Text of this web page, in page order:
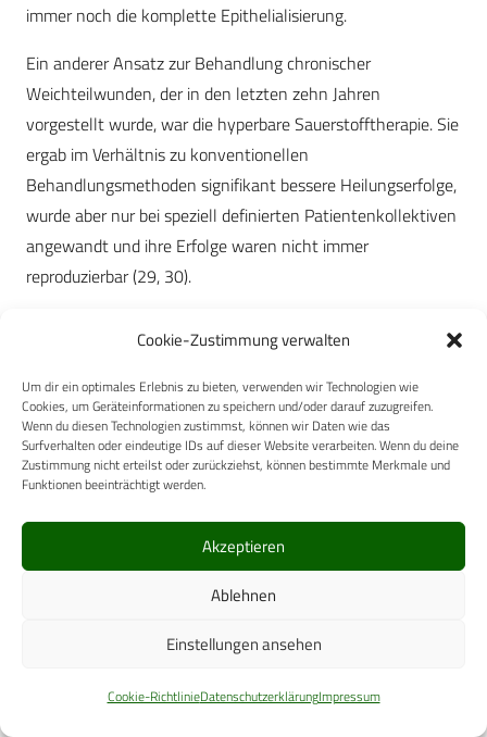
Cookie-Zustimmung verwalten
Um dir ein optimales Erlebnis zu bieten, verwenden wir Technologien wie
Cookies, um Geräteinformationen zu speichern und/oder darauf zuzugreifen.
Wenn du diesen Technologien zustimmst, können wir Daten wie das
Surfverhalten oder eindeutige IDs auf dieser Website verarbeiten. Wenn du deine
Zustimmung nicht erteilst oder zurückziehst, können bestimmte Merkmale und
Funktionen beeinträchtigt werden.
Akzeptieren
Ablehnen
Einstellungen ansehen
Cookie-RichtlinieDatenschutzerklärungImpressum
immer noch die komplette Epithelialisierung.
Ein anderer Ansatz zur Behandlung chronischer
Weichteilwunden, der in den letzten zehn Jahren
vorgestellt wurde, war die hyperbare Sauerstofftherapie. Sie
ergab im Verhältnis zu konventionellen
Behandlungsmethoden signifikant bessere Heilungserfolge,
wurde aber nur bei speziell definierten Patientenkollektiven
angewandt und ihre Erfolge waren nicht immer
reproduzierbar (29, 30).
Lage zu zeigen, dass die extrakorporale Schockwelle die
Fähigkeit besitzt, einen Wundverschluss und eine komplette
Epithelialisierung zu erreichen, obwohl der
Heilungsmechanismus bis dato ungeklärt ist (21).
Unsere Arbeitshypothese war, dass durch die lokale
Energieanwendung eine Neovaskularisierung angeregt
wurde. Dieses theoretische Modell erhielt durch vier jüngere
Forschungsbeiträge mehr Unterstützung (31, 32, 33). Von
Diese Gruppe analysierte den Effekt von ESWT auf Wunden
Expression von VEGF, eNOS und PCNA beobachtet. Man